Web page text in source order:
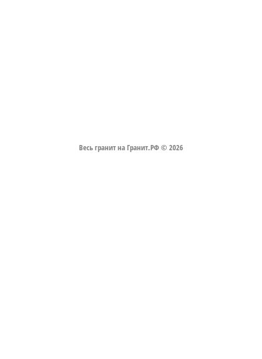
Весь гранит на Гранит.РФ © 2026